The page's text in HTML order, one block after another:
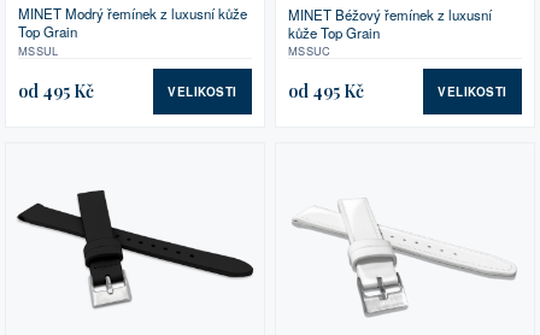
MINET Modrý řemínek z luxusní kůže
Top Grain
MSSUL
od 495 Kč VELIKOSTI
MINET Béžový řemínek z luxusní
kůže Top Grain
MSSUC
od 495 Kč VELIKOSTI